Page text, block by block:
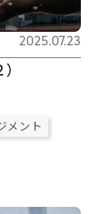
2025.07.23
メント